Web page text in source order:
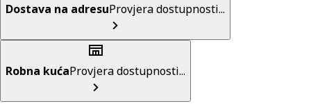
Dostava na adresuProvjera dostupnosti...
Robna kućaProvjera dostupnosti...